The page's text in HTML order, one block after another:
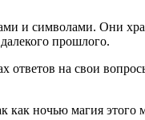
и символами. Они
прошлого.
ответов на свои
как ночью магия